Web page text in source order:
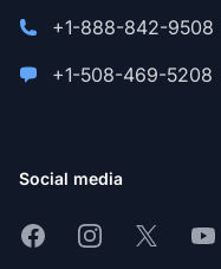
+1-888-842-9508
+1-508-469-5208
Social media
FacebookInstagram
X